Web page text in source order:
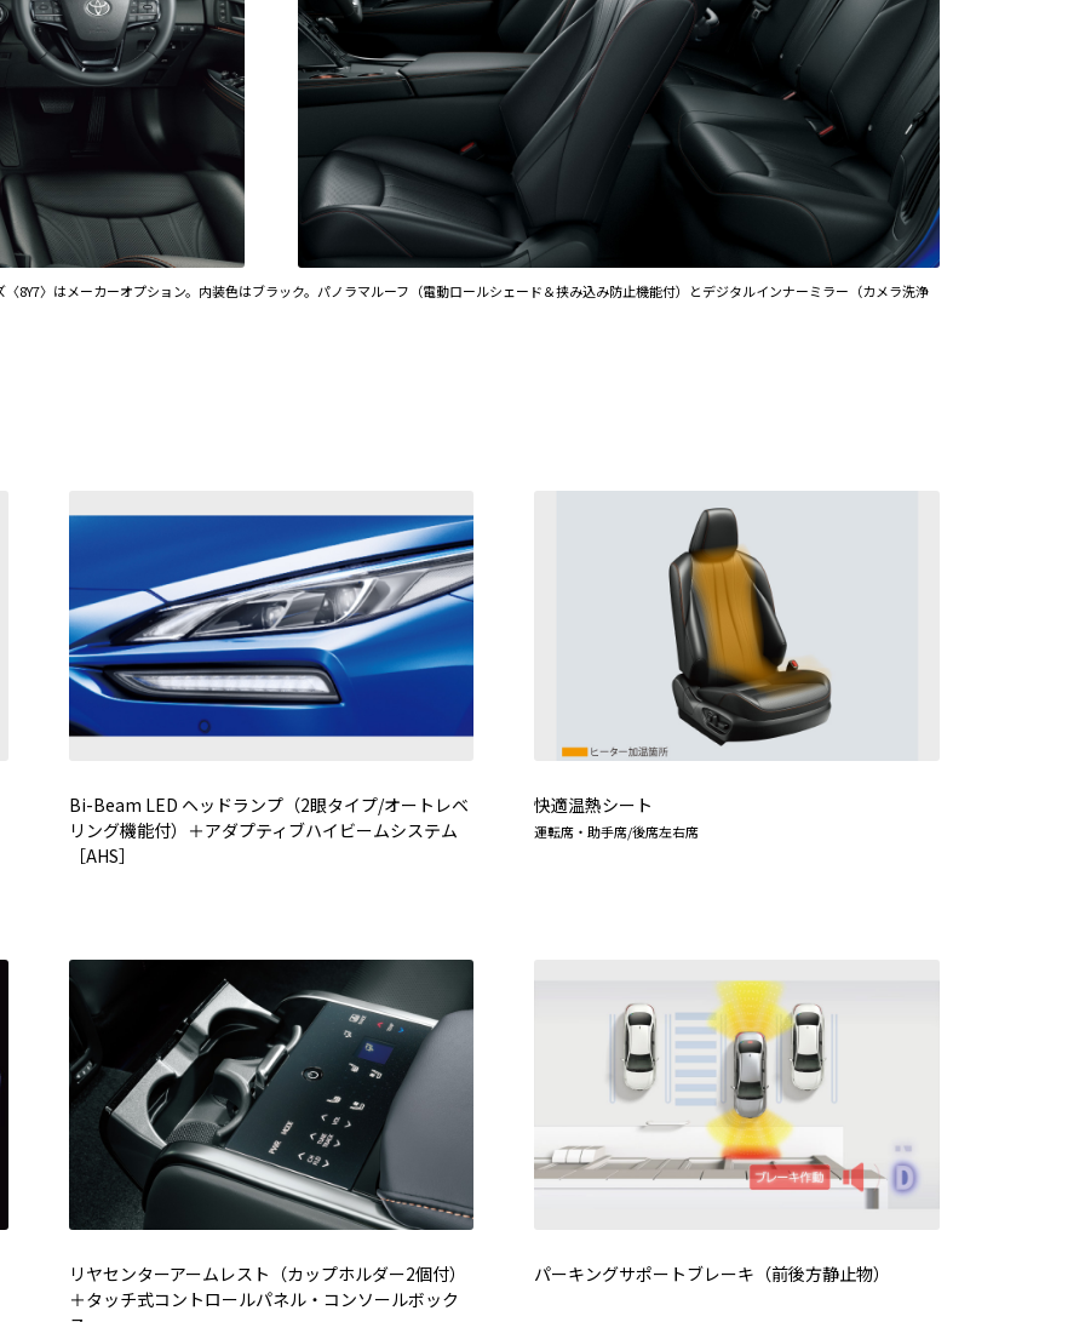
8Y7〉はメーカーオプション。内装色はブラック。パノラマルーフ（電動ロールシェード＆挟み込み防止機能付）とデジタルインナーミラー（カメラ洗浄
Bi-Beam LED ヘッドランプ（2眼タイプ/オートレベ
リング機能付）＋アダプティブハイビームシステム
［AHS］
快適温熱シート
運転席・助手席/後席左右席
リヤセンターアームレスト（カップホルダー2個付）
＋タッチ式コントロールパネル・コンソールボック
パーキングサポートブレーキ（前後方静止物）